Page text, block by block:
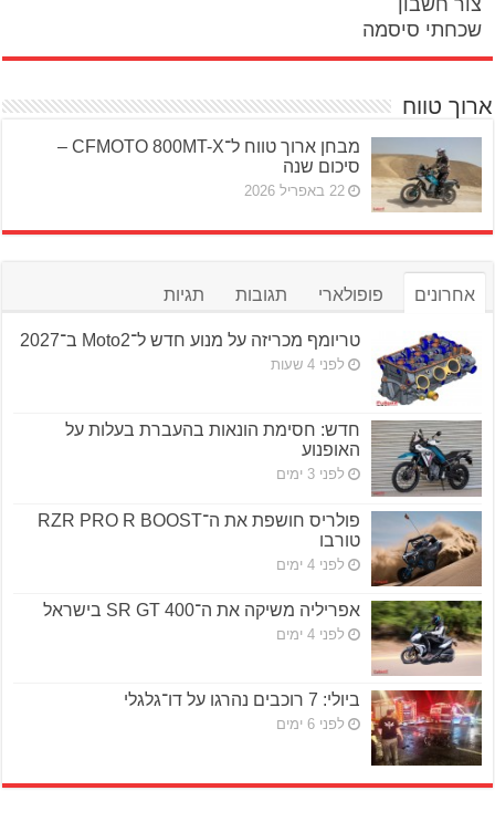
צור חשבון
שכחתי סיסמה
ארוך טווח
מבחן ארוך טווח ל־CFMOTO 800MT-X –
סיכום שנה
22 באפריל 2026
אחרונים פופולארי תגובות תגיות
טריומף מכריזה על מנוע חדש ל־Moto2 ב־2027
לפני 4 שעות
חדש: חסימת הונאות בהעברת בעלות על
האופנוע
לפני 3 ימים
פולריס חושפת את ה־RZR PRO R BOOST
טורבו
לפני 4 ימים
אפריליה משיקה את ה־SR GT 400 בישראל
לפני 4 ימים
ביולי: 7 רוכבים נהרגו על דו־גלגלי
לפני 6 ימים